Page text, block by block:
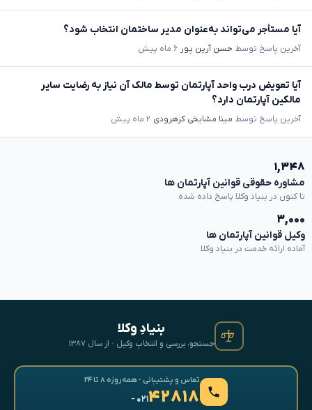
آیا مستأجر می‌تواند به‌عنوان مدیر ساختمان انتخاب شود؟
آخرین پاسخ توسط حسن آرین پور ۶ ماه پیش
آیا تعویض درب واحد آپارتمان توسط مالک آن نیاز به رضایت سایر
مالکین آپارتمان دارد؟
آخرین پاسخ توسط مینا مشایخی کرهرودی ۲ ماه پیش
۱,۳۴۸
مشاوره حقوقی قوانین آپارتمان ها
تا کنون در بنیاد وکلا پاسخ داده شده
۳,۰۰۰
وکیل قوانین آپارتمان ها
آماده ارائه خدمت در بنیاد وکلا
بنیادِ وکلا
جستجو، بررسی و انتخابِ وکیل · از سال ۱۳۸۷
تماس و پشتیبانی · همه‌روزه ۸ تا ۲۴
۴۲۸۱۸- ۰۲۱